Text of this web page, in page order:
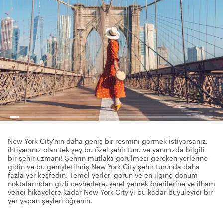
New York City'nin daha geniş bir resmini görmek istiyorsanız,
ihtiyacınız olan tek şey bu özel şehir turu ve yanınızda bilgili
bir şehir uzmanı! Şehrin mutlaka görülmesi gereken yerlerine
gidin ve bu genişletilmiş New York City şehir turunda daha
fazla yer keşfedin. Temel yerleri görün ve en ilginç dönüm
noktalarından gizli cevherlere, yerel yemek önerilerine ve ilham
verici hikayelere kadar New York City'yi bu kadar büyüleyici bir
yer yapan şeyleri öğrenin.